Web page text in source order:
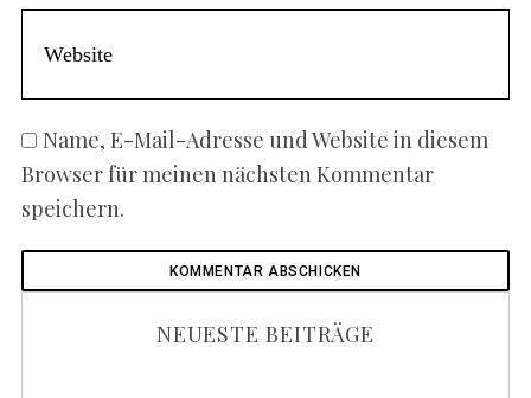
Name, E-Mail-Adresse und Website in diesem
Browser für meinen nächsten Kommentar
speichern.
NEUESTE BEITRÄGE